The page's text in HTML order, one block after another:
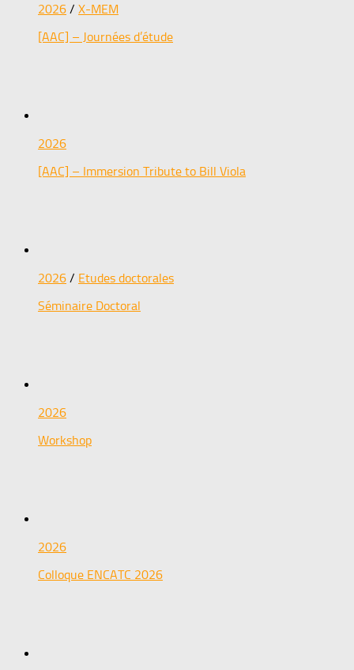
2026 / X-MEM
[AAC] – Journées d’étude
2026
[AAC] – Immersion Tribute to Bill Viola
2026 / Etudes doctorales
Séminaire Doctoral
2026
Workshop
2026
Colloque ENCATC 2026